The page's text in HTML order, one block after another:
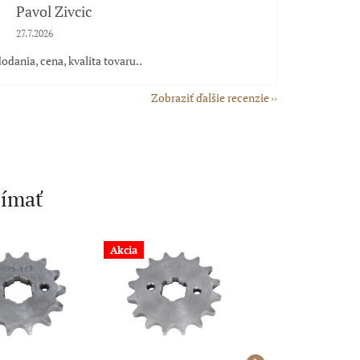
Pavol Zivcic
Hodnotenie obchodu je 5 z 5 hviezdičiek.
27.7.2026
cena, kvalita tovaru..
Zobraziť ďalšie recenzie
Akcia